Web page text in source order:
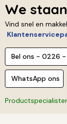
We
Vind snel en
Bel ons - 0226
WhatsApp ons